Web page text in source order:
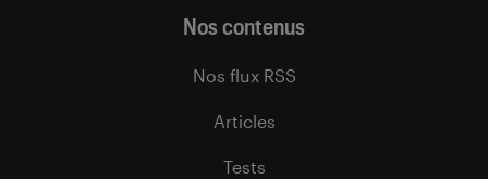
Nos contenus
Nos flux RSS
Articles
Tests